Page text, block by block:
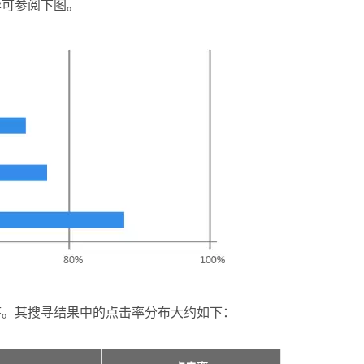
参阅下图。
其搜寻结果中的点击率分布大约如下：